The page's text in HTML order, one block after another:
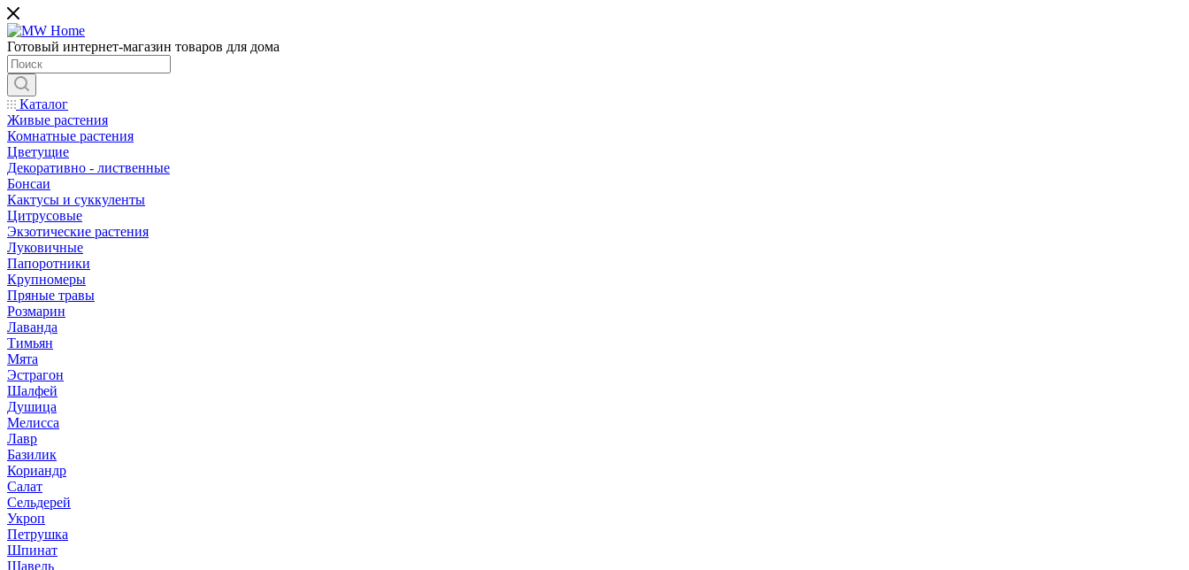
Готовый интернет-магазин товаров для дома
Каталог
Живые растения
Комнатные растения
Цветущие
Декоративно - лиственные
Бонсаи
Кактусы и суккуленты
Цитрусовые
Экзотические растения
Луковичные
Папоротники
Крупномеры
Пряные травы
Розмарин
Лаванда
Тимьян
Мята
Эстрагон
Шалфей
Душица
Мелисса
Лавр
Базилик
Кориандр
Салат
Сельдерей
Укроп
Петрушка
Шпинат
Щавель